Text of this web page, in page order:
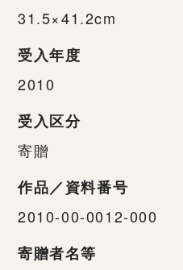
31.5×41.2cm
受入年度
2010
受入区分
寄贈
作品／資料番号
2010-00-0012-000
寄贈者名等